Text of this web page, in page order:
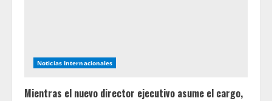
Noticias Internacionales
Mientras el nuevo director ejecutivo asume el cargo,